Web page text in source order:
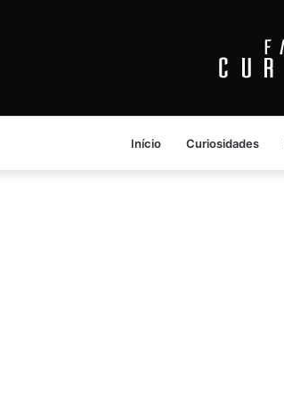
Início Curiosidades